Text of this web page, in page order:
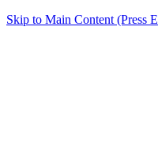
Skip to Main Content (Press